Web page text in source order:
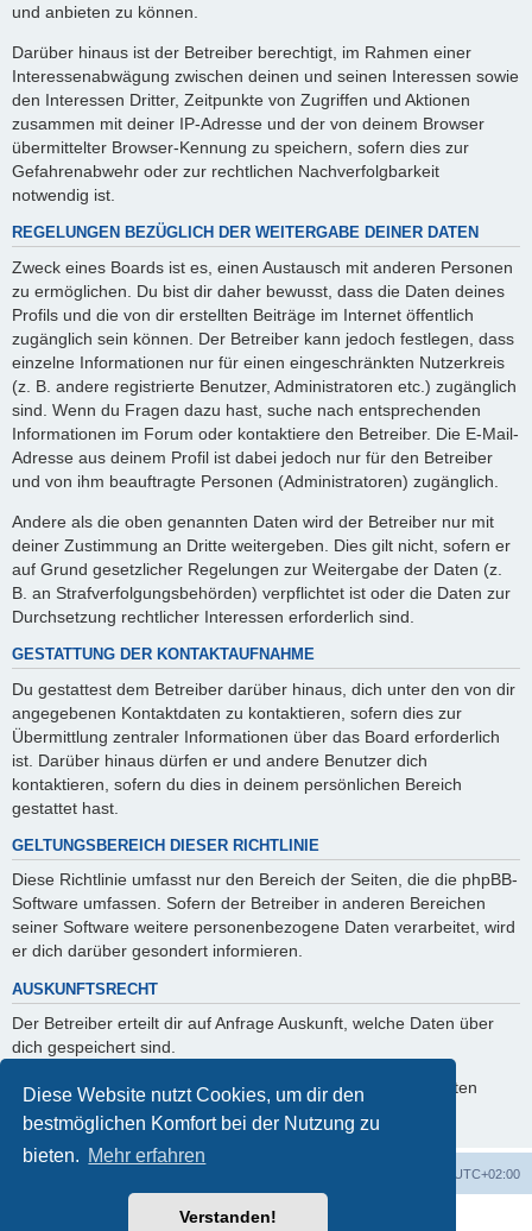
Diese Website nutzt Cookies, um dir den
bestmöglichen Komfort bei der Nutzung zu
bieten. Mehr erfahren
Verstanden!
und anbieten zu können.
Darüber hinaus ist der Betreiber berechtigt, im Rahmen einer
Interessenabwägung zwischen deinen und seinen Interessen sowie
den Interessen Dritter, Zeitpunkte von Zugriffen und Aktionen
zusammen mit deiner IP-Adresse und der von deinem Browser
übermittelter Browser-Kennung zu speichern, sofern dies zur
Gefahrenabwehr oder zur rechtlichen Nachverfolgbarkeit
notwendig ist.
REGELUNGEN BEZÜGLICH DER WEITERGABE DEINER DATEN
Zweck eines Boards ist es, einen Austausch mit anderen Personen
zu ermöglichen. Du bist dir daher bewusst, dass die Daten deines
Profils und die von dir erstellten Beiträge im Internet öffentlich
zugänglich sein können. Der Betreiber kann jedoch festlegen, dass
einzelne Informationen nur für einen eingeschränkten Nutzerkreis
(z. B. andere registrierte Benutzer, Administratoren etc.) zugänglich
sind. Wenn du Fragen dazu hast, suche nach entsprechenden
Informationen im Forum oder kontaktiere den Betreiber. Die E-Mail-
Adresse aus deinem Profil ist dabei jedoch nur für den Betreiber
und von ihm beauftragte Personen (Administratoren) zugänglich.
Andere als die oben genannten Daten wird der Betreiber nur mit
deiner Zustimmung an Dritte weitergeben. Dies gilt nicht, sofern er
auf Grund gesetzlicher Regelungen zur Weitergabe der Daten (z.
B. an Strafverfolgungsbehörden) verpflichtet ist oder die Daten zur
Durchsetzung rechtlicher Interessen erforderlich sind.
GESTATTUNG DER KONTAKTAUFNAHME
Du gestattest dem Betreiber darüber hinaus, dich unter den von dir
angegebenen Kontaktdaten zu kontaktieren, sofern dies zur
Übermittlung zentraler Informationen über das Board erforderlich
ist. Darüber hinaus dürfen er und andere Benutzer dich
kontaktieren, sofern du dies in deinem persönlichen Bereich
gestattet hast.
GELTUNGSBEREICH DIESER RICHTLINIE
Diese Richtlinie umfasst nur den Bereich der Seiten, die die phpBB-
Software umfassen. Sofern der Betreiber in anderen Bereichen
seiner Software weitere personenbezogene Daten verarbeitet, wird
er dich darüber gesondert informieren.
AUSKUNFTSRECHT
Der Betreiber erteilt dir auf Anfrage Auskunft, welche Daten über
dich gespeichert sind.
Du kannst jederzeit die Löschung bzw. Sperrung deiner Daten
verlangen. Kontaktiere hierzu bitte den Betreiber.
UTC+02:00
Powered byphpBB® Forum Software © phpBB Limited